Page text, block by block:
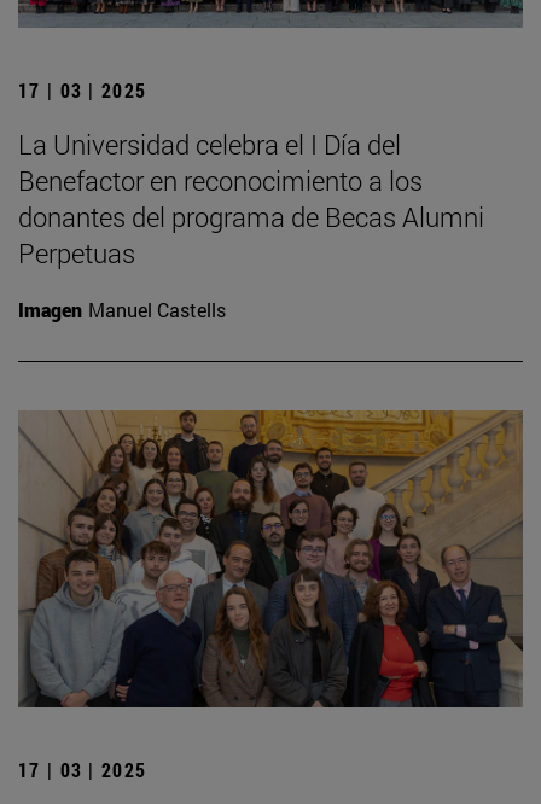
17 | 03 | 2025
La Universidad celebra el I Día del
Benefactor en reconocimiento a los
donantes del programa de Becas Alumni
Perpetuas
Imagen Manuel Castells
17 | 03 | 2025